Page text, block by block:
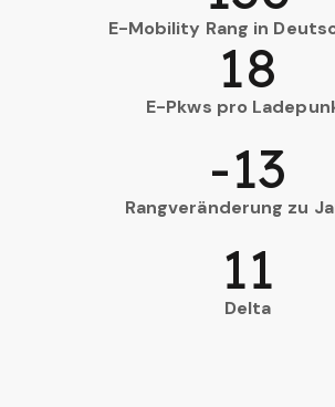
E-Mobility Rang in
E-Pkws pro
18
Rangveränderung zu
-13
Delta
11